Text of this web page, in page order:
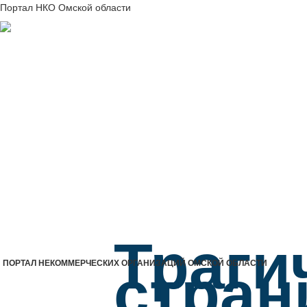
Портал НКО Омской области
ПОРТАЛ НЕКОММЕРЧЕСКИХ ОРГАНИЗАЦИЙ ОМСКОЙ ОБЛАСТИ